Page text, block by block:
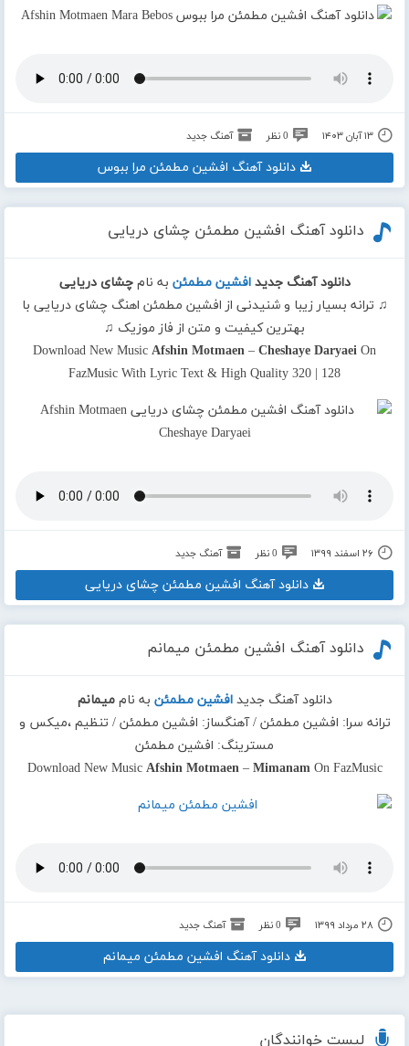
لیست خوانندگان
۱۳ آبان ۱۴۰۳ 0 نظر آهنگ جدید
دانلود آهنگ افشین مطمئن مرا ببوس
دانلود آهنگ افشین مطمئن چشای دریایی
دانلود آهنگ جدید افشین مطمئن به نامچشای دریایی
♫ ترانه بسیار زیبا و شنیدنی از افشین مطمئن اهنگ چشای دریایی با
بهترین کیفیت و متن از فاز موزیک ♫
Download New Music Afshin Motmaen – Cheshaye Daryaei On
FazMusic With Lyric Text & High Quality 320 | 128
۲۶ اسفند ۱۳۹۹ 0 نظر آهنگ جدید
دانلود آهنگ افشین مطمئن چشای دریایی
دانلود آهنگ افشین مطمئن میمانم
دانلود آهنگ جدیدافشین مطمئن به ناممیمانم
ترانه سرا: افشین مطمئن / آهنگساز: افشین مطمئن / تنظیم ،میکس و
مسترینگ: افشین مطمئن
Download New Music Afshin Motmaen– MimanamOn FazMusic
۲۸ مرداد ۱۳۹۹ 0 نظر آهنگ جدید
دانلود آهنگ افشین مطمئن میمانم